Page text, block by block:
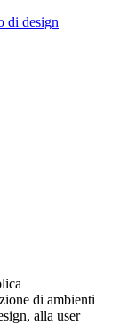
di design
di ambienti
alla user